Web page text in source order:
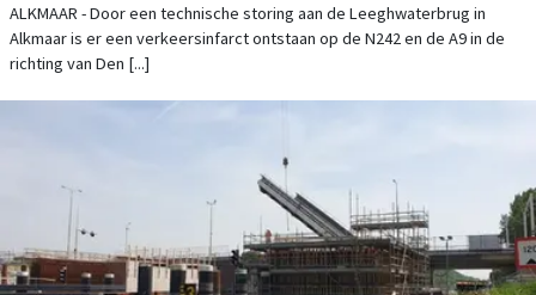
ALKMAAR - Door een technische storing aan de Leeghwaterbrug in
Alkmaar is er een verkeersinfarct ontstaan op de N242 en de A9 in de
richting van Den [...]